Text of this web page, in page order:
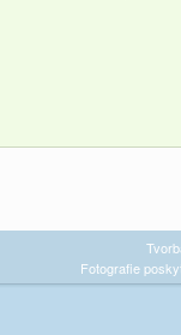
Fotografie